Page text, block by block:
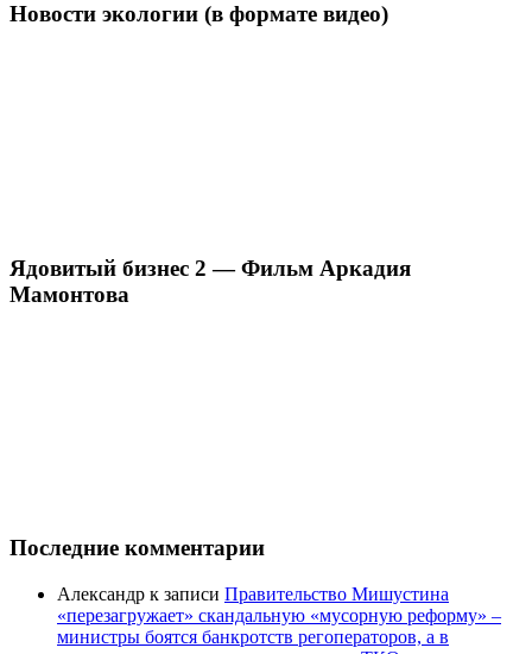
Новости экологии (в формате видео)
Ядовитый бизнес 2 — Фильм Аркадия
Мамонтова
Последние комментарии
Александр к записи Правительство Мишустина
«перезагружает» скандальную «мусорную реформу» –
министры боятся банкротств регоператоров, а в